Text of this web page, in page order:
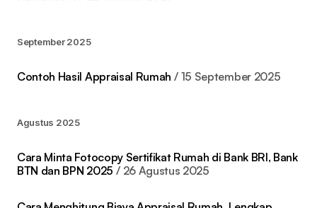
September 2025
Contoh Hasil Appraisal Rumah 15 September 2025
Agustus 2025
Cara Minta Fotocopy Sertifikat Rumah di Bank BRI, Bank
BTN dan BPN 2025
26 Agustus 2025